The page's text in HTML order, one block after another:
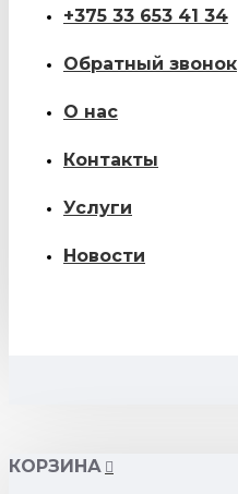
+375 33 653 41 34
Обратный звонок
О нас
Контакты
Услуги
Новости
КОРЗИНА